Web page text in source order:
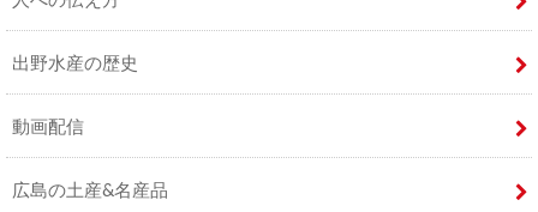
出野水産の歴史
動画配信
広島の土産&名産品